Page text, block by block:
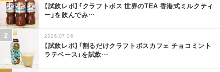
【試飲レポ】「クラフトボス 世界のTEA 香港式ミルクティ
ー」を飲んでみ…
2026.07.06
【試飲レポ】「割るだけクラフトボスカフェ チョコミント
ラテベース」を試飲…